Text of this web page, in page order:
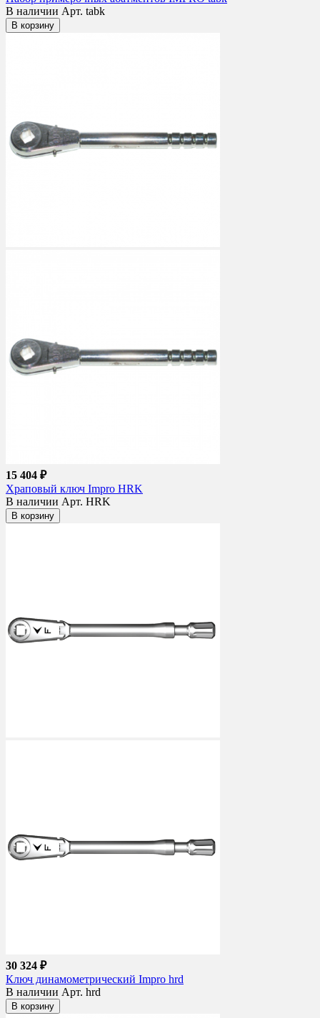
В наличии Арт. tabk
В корзину
15 404 ₽
Храповый ключ Impro HRK
В наличии Арт. HRK
В корзину
30 324 ₽
Ключ динамометрический Impro hrd
В наличии Арт. hrd
В корзину